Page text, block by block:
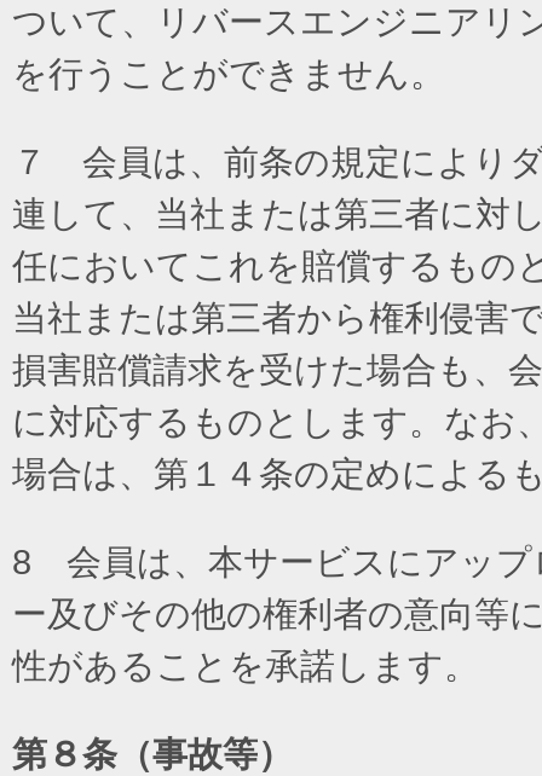
ついて、リバースエンジニアリ
を行うことができません。
７ 会員は、前条の規定により
連して、当社または第三者に対
任においてこれを賠償するもの
当社または第三者から権利侵害
損害賠償請求を受けた場合も、
に対応するものとします。なお
場合は、第１４条の定めによる
8 会員は、本サービスにアップ
ー及びその他の権利者の意向等
性があることを承諾します。
第８条（事故等）